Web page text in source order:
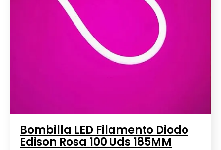
Bombilla LED Filamento Diodo
Edison Rosa 100 Uds 185MM